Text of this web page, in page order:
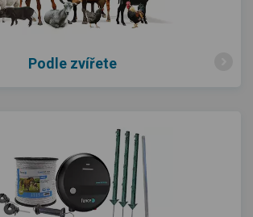
Podle zvířete